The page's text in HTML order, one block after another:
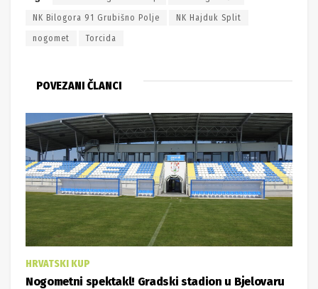
NK Bilogora 91 Grubišno Polje NK Hajduk Split
nogomet Torcida
POVEZANI ČLANCI
HRVATSKI KUP
Nogometni spektakl! Gradski stadion u Bjelovaru